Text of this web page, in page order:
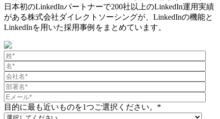
日本初のLinkedInパートナーで200社以上のLinkedIn運用実績
がある株式会社ダイレクトソーシングが、LinkedInの機能と
LinkedInを用いた採用事例をまとめています。
目的に最も近いものを1つご選択ください。 *